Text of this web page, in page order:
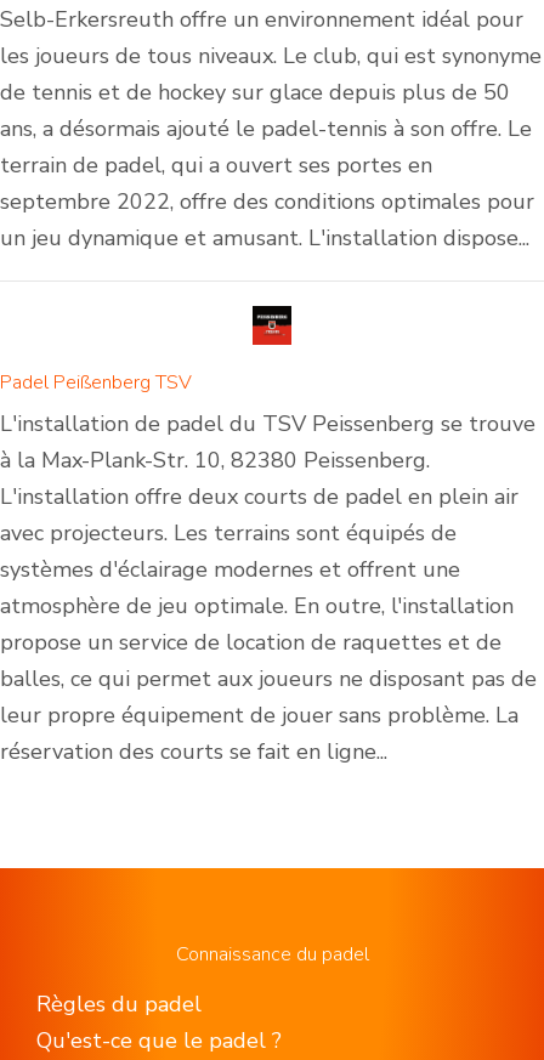
Selb-Erkersreuth offre un environnement idéal pour
les joueurs de tous niveaux. Le club, qui est synonyme
de tennis et de hockey sur glace depuis plus de 50
ans, a désormais ajouté le padel-tennis à son offre. Le
terrain de padel, qui a ouvert ses portes en
septembre 2022, offre des conditions optimales pour
un jeu dynamique et amusant. L'installation dispose...
Padel Peißenberg TSV
L'installation de padel du TSV Peissenberg se trouve
à la Max-Plank-Str. 10, 82380 Peissenberg.
L'installation offre deux courts de padel en plein air
avec projecteurs. Les terrains sont équipés de
systèmes d'éclairage modernes et offrent une
atmosphère de jeu optimale. En outre, l'installation
propose un service de location de raquettes et de
balles, ce qui permet aux joueurs ne disposant pas de
leur propre équipement de jouer sans problème. La
réservation des courts se fait en ligne...
Connaissance du padel
Règles du padel
Qu'est-ce que le padel ?